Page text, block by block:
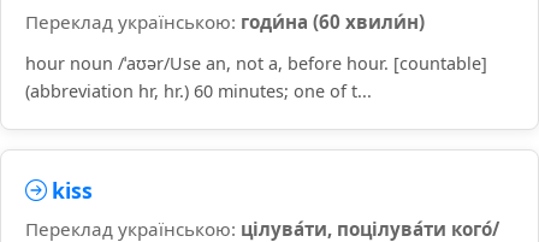
Переклад українською: годи́на (60 хвили́н)
hour noun /ˈaʊər/Use an, not a, before hour. [countable]
(abbreviation hr, hr.) 60 minutes; one of t...
kiss
Переклад українською: цілува́ти, поцілува́ти кого́/